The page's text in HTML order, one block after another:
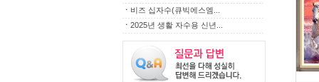
ㆍ 비즈 십자수(큐빅에스엠...
ㆍ 2025년 생활 자수용 신년...